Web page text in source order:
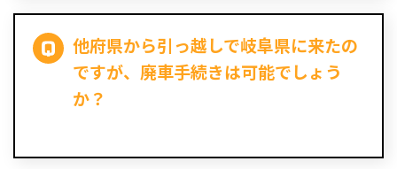
他府県から引っ越しで岐阜県に来たの
ですが、廃車手続きは可能でしょう
か？